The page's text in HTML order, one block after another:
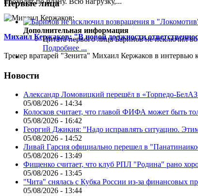
Михаил Кержаков: "В новой должности
Тренер вратарей "Зенита" Михаил Кержаков в интервью
Первые лица
Дополнительная информация
Цитата первого лица Баринов не исключил
Подробнее ...
Новости
Александр Ломовицкий перешёл в «Торпедо-
05/08/2026 - 14:34
Колосков считает, что главой ФИФА может быть
05/08/2026 - 16:42
Георгий Джикия: "Надо исправлять ситуацию.
05/08/2026 - 14:52
Ливай Гарсия официально перешел в
05/08/2026 - 13:49
Фищенко считает, что клуб РПЛ "Родина" рано
05/08/2026 - 13:45
"Чита" снялась с Кубка России из-за финансовых
05/08/2026 - 13:44